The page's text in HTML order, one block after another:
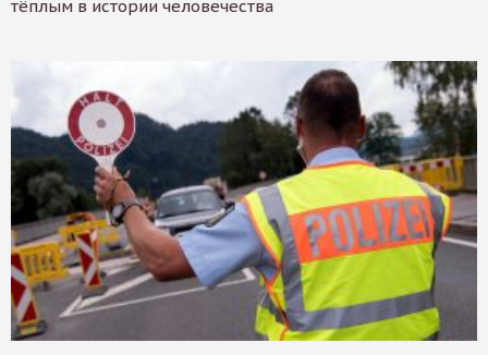
тёплым в истории человечества